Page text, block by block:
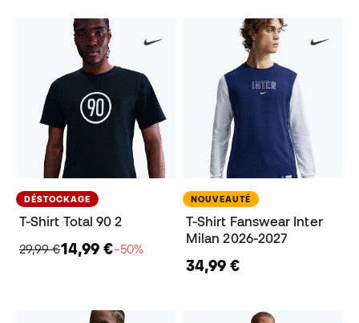
DÉSTOCKAGE
T-Shirt Total 90 2
29,99 €14,99 €−50%
NOUVEAUTÉ
T-Shirt Fanswear Inter
Milan 2026-2027
34,99 €